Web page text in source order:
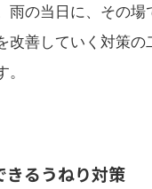
雨の当日に、その場
改善していく対策の
きるうねり対策